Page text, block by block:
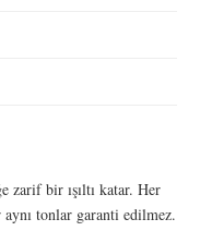
zarif bir ışıltı katar. Her
tonlar garanti edilmez.